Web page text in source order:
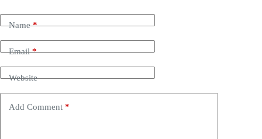
Name*
Email*
Website
Add Comment *